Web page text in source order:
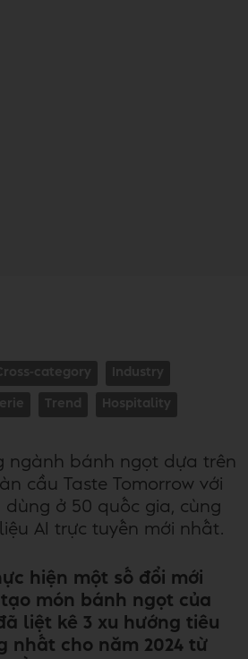
category Industry
Trend Hospitality
ngành bánh ngọt dựa trên
cầu Taste Tomorrow với
dùng ở 50 quốc gia, cùng
AI trực tuyến mới nhất.
hiện một số đổi mới
món bánh ngọt của
liệt kê 3 xu hướng tiêu
nhất cho năm 2024 từ